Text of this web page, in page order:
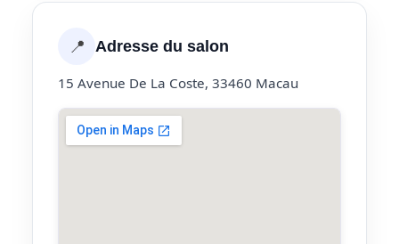
📍 Adresse du salon
15 Avenue De La Coste, 33460 Macau